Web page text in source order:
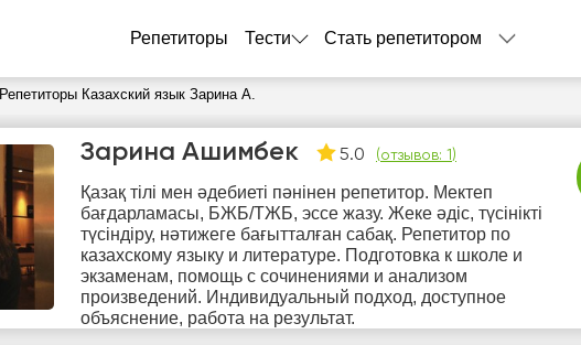
Репетиторы Тести Стать репетитором
Репетиторы Казахский язык Зарина А.
Зарина Ашимбек 5.0 (отзывов: 1 )
Қазақ тілі мен әдебиеті пәнінен репетитор. Мектеп
бағдарламасы, БЖБ/ТЖБ, эссе жазу. Жеке әдіс, түсінікті
түсіндіру, нәтижеге бағытталған сабақ. Репетитор по
казахскому языку и литературе. Подготовка к школе и
экзаменам, помощь с сочинениями и анализом
произведений. Индивидуальный подход, доступное
объяснение, работа на результат.
пт
7
сб
8
вс
9
пн
10
вт
11